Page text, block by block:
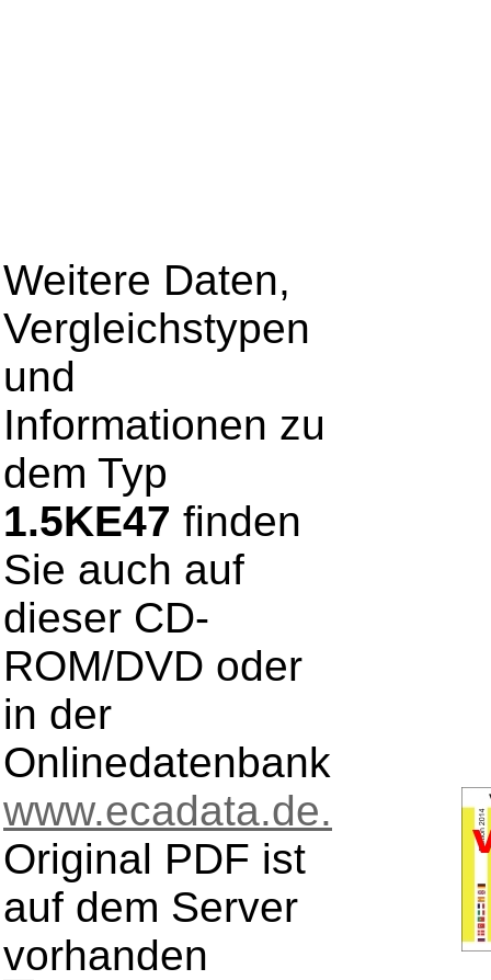
Weitere Daten,
Vergleichstypen
und
Informationen zu
dem Typ
1.5KE47 finden
Sie auch auf
dieser CD-
ROM/DVD oder
in der
Onlinedatenbank
www.ecadata.de.
Original PDF ist
auf dem Server
vorhanden